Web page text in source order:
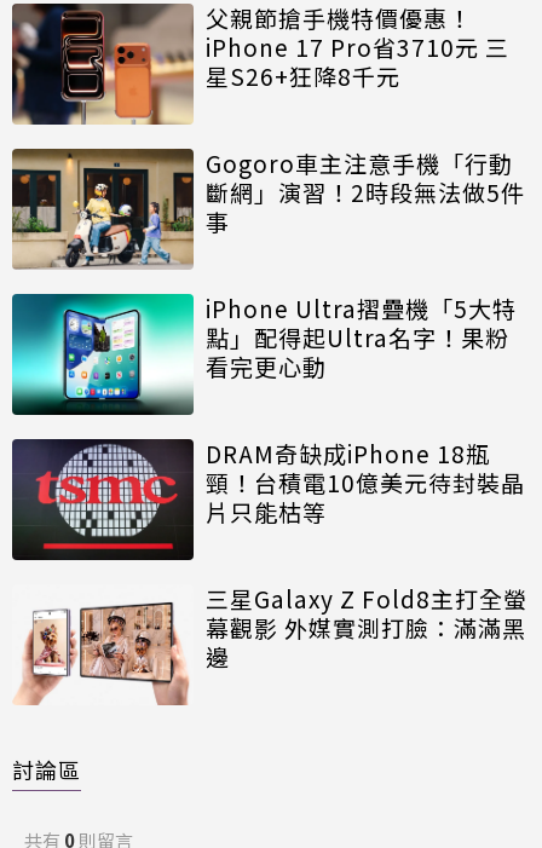
父親節搶手機特價優惠！
iPhone 17 Pro省3710元 三
星S26+狂降8千元
Gogoro車主注意手機「行動
斷網」演習！2時段無法做5件
事
iPhone Ultra摺疊機「5大特
點」配得起Ultra名字！果粉
看完更心動
DRAM奇缺成iPhone 18瓶
頸！台積電10億美元待封裝晶
片只能枯等
三星Galaxy Z Fold8主打全螢
幕觀影 外媒實測打臉：滿滿黑
邊
討論區
共有 0則留言